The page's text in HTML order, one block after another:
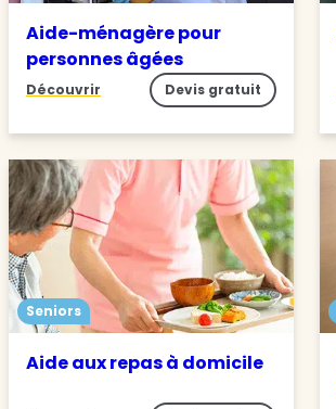
Aide-ménagère pour
personnes âgées
Découvrir Devis gratuit
Seniors
Aide aux repas à domicile